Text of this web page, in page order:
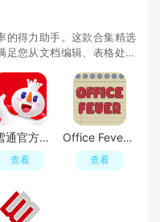
的得力助手。这款合集精选
足您从文档编辑、表格处理
快速完成工作任务。
蜜雪通官方客户端(蜜雪冰城办公软件)
查看
Office Fever狂热办公室官方最新版
查看